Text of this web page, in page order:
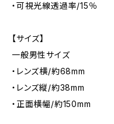
・可視光線透過率/15％
【サイズ】
一般男性サイズ
・レンズ横/約68mm
・レンズ縦/約38mm
・正面横幅/約150mm